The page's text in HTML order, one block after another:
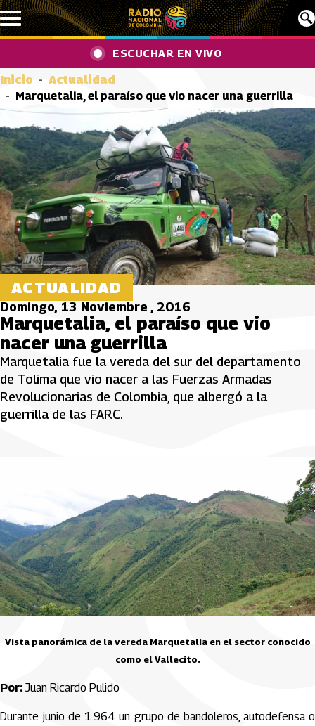
Pasar al contenido principal
ESCUCHAR EN VIVO
Inicio
Actualidad
Marquetalia, el paraíso que vio nacer una guerrilla
ACTUALIDAD
Domingo, 13 Noviembre , 2016
Marquetalia, el paraíso que vio
nacer una guerrilla
Marquetalia fue la vereda del sur del departamento
de Tolima que vio nacer a las Fuerzas Armadas
Revolucionarias de Colombia, que albergó a la
guerrilla de las FARC.
Vista panorámica de la vereda Marquetalia en el sector conocido
como el Vallecito.
Por: Juan Ricardo Pulido
Durante junio de 1.964 un grupo de bandoleros, autodefensa o